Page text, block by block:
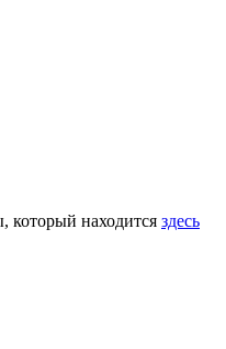
который находится здесь